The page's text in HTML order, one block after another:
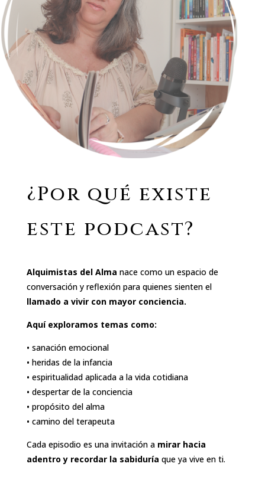
¿Por qué existe
este podcast?
Alquimistas del Alma nace como un espacio de
conversación y reflexión para quienes sienten el
llamado a vivir con mayor conciencia.
Aquí exploramos temas como:
• sanación emocional
• heridas de la infancia
• espiritualidad aplicada a la vida cotidiana
• despertar de la conciencia
• propósito del alma
• camino del terapeuta
Cada episodio es una invitación a mirar hacia
adentro y recordar la sabiduría que ya vive en ti.